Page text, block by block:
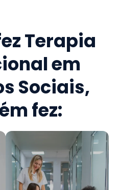
Terapia
em
Sociais,
fez: